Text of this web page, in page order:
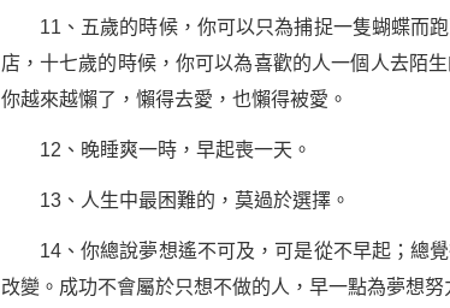
11、五歲的時候，你可以只為捕捉一隻蝴蝶而跑
店，十七歲的時候，你可以為喜歡的人一個人去陌
你越來越懶了，懶得去愛，也懶得被愛。
12、晚睡爽一時，早起喪一天。
13、人生中最困難的，莫過於選擇。
14、你總說夢想遙不可及，可是從不早起；總
改變。成功不會屬於只想不做的人，早一點為夢想